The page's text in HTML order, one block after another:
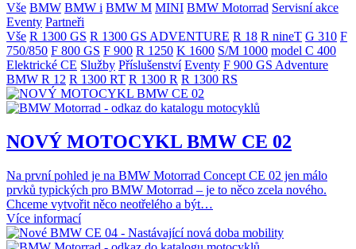
Vše BMW BMW i BMW M MINI BMW Motorrad Servisní akce
Eventy Partneři
Vše R 1300 GS R 1300 GS ADVENTURE R 18 R nineT G 310 F
750/850 F 800 GS F 900 R 1250 K 1600 S/M 1000 model C 400
Elektrické CE Služby Příslušenství Eventy F 900 GS Adventure
BMW R 12 R 1300 RT R 1300 R R 1300 RS
NOVÝ MOTOCYKL BMW CE 02
Na první pohled je na BMW Motorrad Concept CE 02 jen málo
prvků typických pro BMW Motorrad – je to něco zcela nového.
Chceme vytvořit něco neotřelého a být…
Více informací